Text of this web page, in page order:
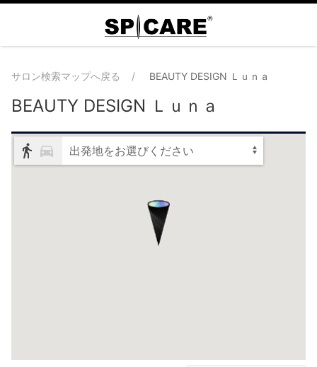
サロン検索マップへ戻る BEAUTY DESIGN Ｌｕｎａ
BEAUTY DESIGN Ｌｕｎａ
出発地をお選びください